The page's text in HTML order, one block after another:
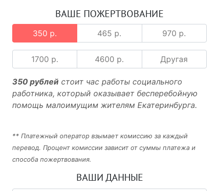
ВАШЕ ПОЖЕРТВОВАНИЕ
350 р. 465 р. 970 р.
1700 р. 4600 р. Другая
350 рублей стоит час работы социального
работника, который оказывает бесперебойную
помощь малоимущим жителям Екатеринбурга.
** Платежный оператор взымает комиссию за каждый
перевод. Процент комиссии зависит от суммы платежа и
способа пожертвования.
ВАШИ ДАННЫЕ